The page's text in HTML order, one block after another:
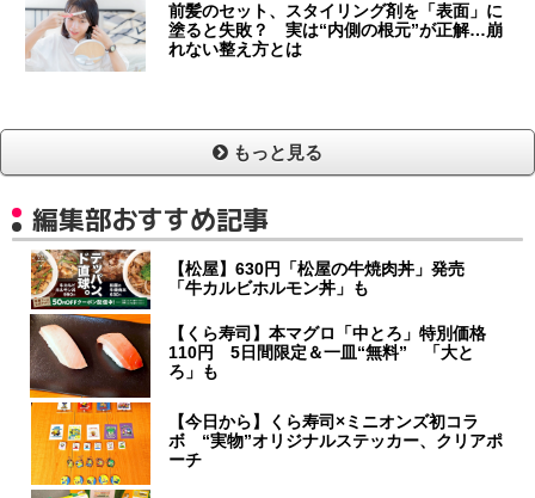
前髪のセット、スタイリング剤を「表面」に
塗ると失敗？ 実は“内側の根元”が正解…崩
れない整え方とは
もっと見る
編集部おすすめ記事
【松屋】630円「松屋の牛焼肉丼」発売
「牛カルビホルモン丼」も
【くら寿司】本マグロ「中とろ」特別価格
110円 5日間限定＆一皿“無料” 「大と
ろ」も
【今日から】くら寿司×ミニオンズ初コラ
ボ “実物”オリジナルステッカー、クリアポ
ーチ